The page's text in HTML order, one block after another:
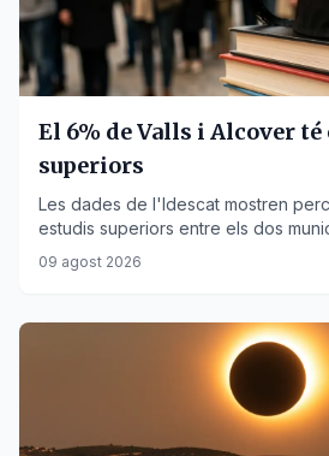
El 6% de Valls i Alcover té
superiors
Les dades de l'Idescat mostren
estudis superiors entre els dos
09 agost 2026